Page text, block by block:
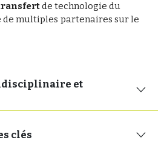
de technologie du
multiples partenaires sur le
et
clés